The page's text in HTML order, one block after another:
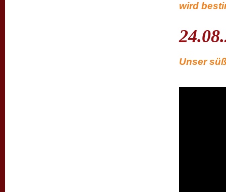
wird
Unser